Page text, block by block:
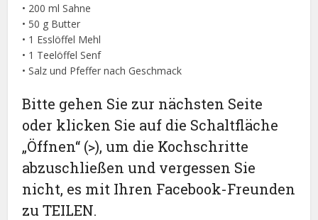
• 200 ml Sahne
• 50 g Butter
• 1 Esslöffel Mehl
• 1 Teelöffel Senf
• Salz und Pfeffer nach Geschmack
Bitte gehen Sie zur nächsten Seite
oder klicken Sie auf die Schaltfläche
„Öffnen“ (>), um die Kochschritte
abzuschließen und vergessen Sie
nicht, es mit Ihren Facebook-Freunden
zu TEILEN.